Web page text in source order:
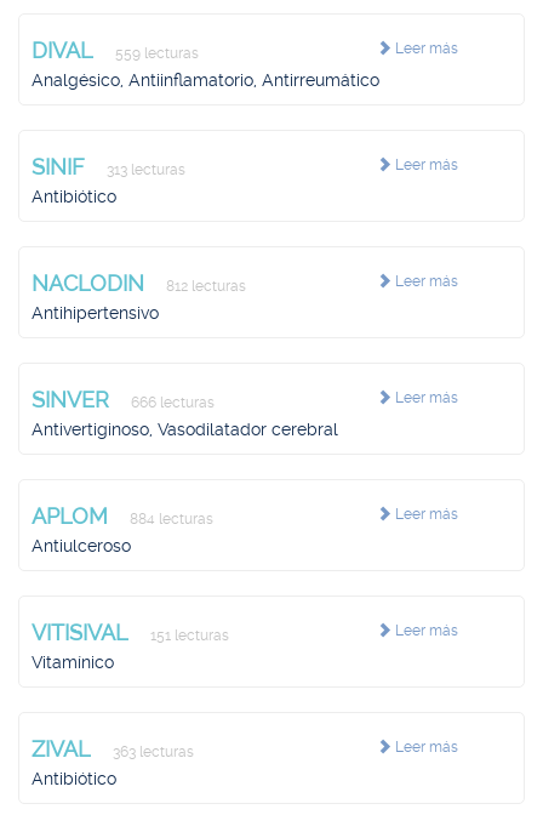
Leer más
DIVAL 559 lecturas
Analgésico, Antiinflamatorio, Antirreumático
Leer más
SINIF 313 lecturas
Antibiótico
Leer más
NACLODIN 812 lecturas
Antihipertensivo
Leer más
SINVER 666 lecturas
Antivertiginoso, Vasodilatador cerebral
Leer más
APLOM 884 lecturas
Antiulceroso
Leer más
VITISIVAL 151 lecturas
Vitamínico
Leer más
ZIVAL 363 lecturas
Antibiótico